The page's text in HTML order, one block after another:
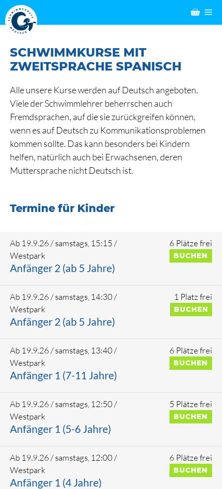
Zum
Inhalt
springen
SCHWIMMKURSE MIT
ZWEITSPRACHE SPANISCH
Alle unsere Kurse werden auf Deutsch angeboten.
Viele der Schwimmlehrer beherrschen auch
Fremdsprachen, auf die sie zurückgreifen können,
wenn es auf Deutsch zu Kommunikationsproblemen
kommen sollte. Das kann besonders bei Kindern
helfen, natürlich auch bei Erwachsenen, deren
Muttersprache nicht Deutsch ist.
Termine für Kinder
6 Plätze frei
BUCHEN
Ab 19.9.26 / samstags, 15:15 /
Westpark
Anfänger 2 (ab 5 Jahre)
3.10.
31.10.
7.11.
1 Platz frei
BUCHEN
Ab 19.9.26 / samstags, 14:30/
Westpark
Anfänger 2 (ab 5 Jahre)
3.10.
31.10.
7.11.
6 Plätze frei
BUCHEN
Ab 19.9.26 / samstags, 13:40/
Westpark
Anfänger 1 (7-11 Jahre)
3.10.
31.10.
7.11.
5 Plätze frei
BUCHEN
Ab 19.9.26 / samstags, 12:50/
Westpark
Anfänger 1 (5-6 Jahre)
6 Plätze frei
BUCHEN
Ab 19.9.26 / samstags, 12:00/
Westpark
Anfänger 1 (4 Jahre)